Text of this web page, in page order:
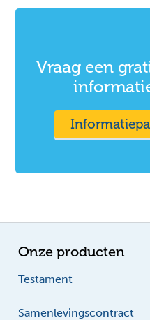
Vraag een
Onze producten
Testament
Samenlevingscontract